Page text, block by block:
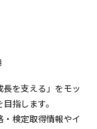
を支える」をモッ
指します。
検定取得情報やイ